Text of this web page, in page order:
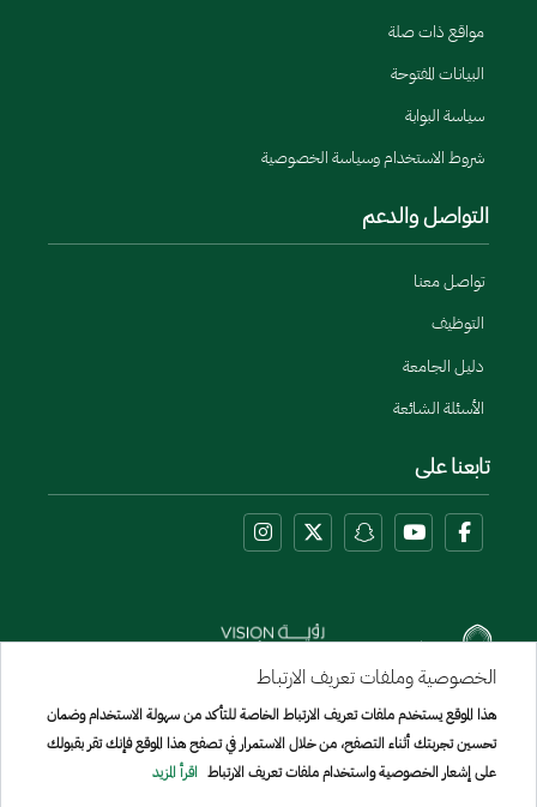
مواقع ذات صلة
البيانات المفتوحة
سياسة البوابة
شروط الاستخدام وسياسة الخصوصية
التواصل والدعم
تواصل معنا
التوظيف
دليل الجامعة
الأسئلة الشائعة
تابعنا على
Menu Copyright
خريطة الموقع
الخصوصية وملفات تعريف الارتباط
هذا الموقع يستخدم ملفات تعريف الارتباط الخاصة للتأكد من سهولة الاستخدام وضمان
تحسين تجربتك أثناء التصفح، من خلال الاستمرار في تصفح هذا الموقع فإنك تقر بقبولك
على إشعار الخصوصية واستخدام ملفات تعريف الارتباط اقرأ المزيد